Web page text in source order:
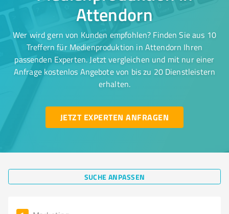
Attendorn
Wer wird gern von Kunden empfohlen? Finden Sie aus 10
Treffern für Medienproduktion in Attendorn Ihren
passenden Experten. Jetzt vergleichen und mit nur einer
Anfrage kostenlos Angebote von bis zu 20 Dienstleistern
erhalten.
JETZT EXPERTEN ANFRAGEN
SUCHE ANPASSEN